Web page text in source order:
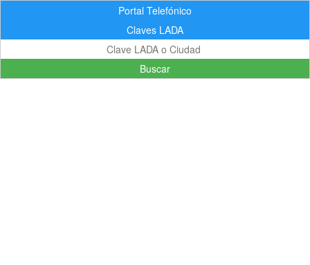
Portal Telefónico
Claves LADA
Buscar